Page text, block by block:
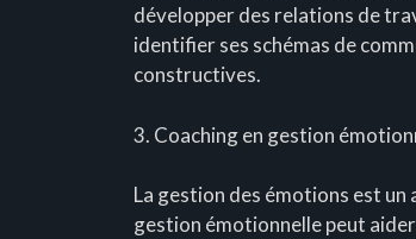
développer des relations de
identifier ses schémas de
constructives.
3. Coaching en gestion
La gestion des émotions est un
gestion émotionnelle peut